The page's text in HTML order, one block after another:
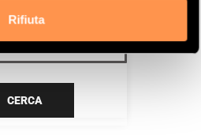
Rifiuta
CERCA